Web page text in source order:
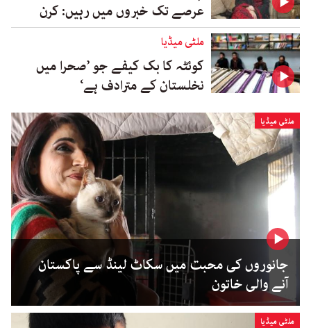
عرصے تک خبروں میں رہیں: کرن
ملٹی میڈیا
کوئٹہ کا بک کیفے جو ’صحرا میں
نخلستان کے مترادف ہے‘
ملٹی میڈیا
جانوروں کی محبت میں سکاٹ لینڈ سے پاکستان
آنے والی خاتون
ملٹی میڈیا